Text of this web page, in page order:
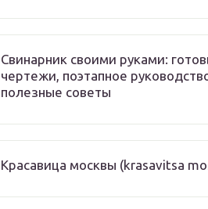
Свинарник своими руками:
чертежи, поэтапное
полезные советы
Красавица москвы (krasavitsa